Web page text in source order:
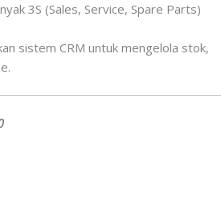
3S (Sales, Service, Spare Parts)
sistem CRM untuk mengelola stok,